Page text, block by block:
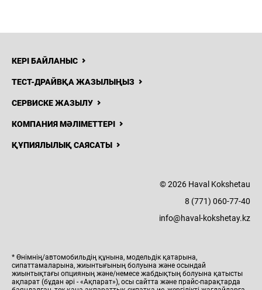
КЕРІ БАЙЛАНЫС
ТЕСТ-ДРАЙВҚА ЖАЗЫЛЫҢЫЗ
СЕРВИСКЕ ЖАЗЫЛУ
КОМПАНИЯ МӘЛІМЕТТЕРІ
ҚҰПИЯЛЫЛЫҚ САЯСАТЫ
© 2026 Haval Kokshetau
8 (771) 060-77-40
info@haval-kokshetay.kz
* Өнімнің/автомобильдің құнына, модельдік қатарына,
сипаттамаларына, жиынтығының болуына және осындай
жиынтықтағы опцияның және/немесе жабдықтың болуына қатысты
ақпарат (бұдан әрі - «Ақпарат»), осы сайтта және прайс-парақтарда